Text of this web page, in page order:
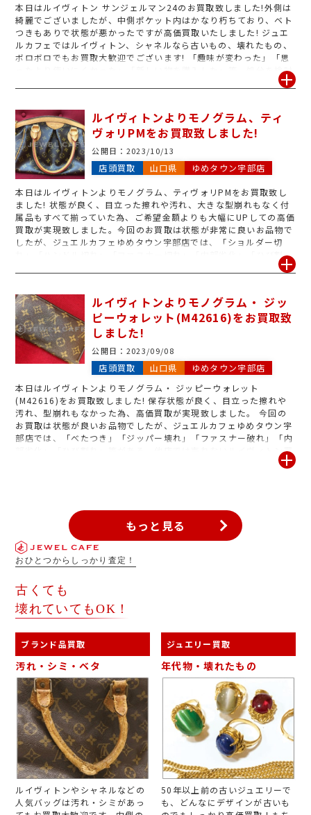
本日はルイヴィトン サンジェルマン24のお買取致しました!外側は
綺麗でございましたが、中側ポケット内はかなり朽ちており、ベト
つきもありで状態が悪かったですが高価買取いたしました! ジュエ
ルカフェではルイヴィトン、シャネルなら古いもの、壊れたもの、
ボロボロでもお買取大歓迎でございます! 「趣味が変わった」「思
ったより使いにくかった」「新しい物を購入した」等、処分を検討
されているブランドバッグ、財布等がございましたら、是非、ジュ
ルイヴィトンよりモノグラム、ティ
ヴォリPMをお買取致しました!
公開日： 2023/10/13
店頭買取 山口県 ゆめタウン宇部店
本日はルイヴィトンよりモノグラム、ティヴォリPMをお買取致し
ました! 状態が良く、目立った擦れや汚れ、大きな型崩れもなく付
属品もすべて揃っていた為、ご希望金額よりも大幅にUPしての高価
買取が実現致しました。今回のお買取は状態が非常に良いお品物で
したが、ジュエルカフェゆめタウン宇部店では、「ショルダー切
れ」「ハンドル切れ」「ファスナー切れ」「内部劣化」「ひび割
れ」底ダメージ」 等がある、他店では売れないルイヴィトン買取
ましたら是非、ジュエルカフェゆめタウン宇部にお持ち下さいま
せ。
ルイヴィトンよりモノグラム・ ジッ
ピーウォレット(M42616)をお買取致
しました!
公開日： 2023/09/08
店頭買取 山口県
ゆめタウン宇部店
本日はルイヴィトンよりモノグラム・ ジッピーウォレット
(M42616)をお買取致しました! 保存状態が良く、目立った擦れや
汚れ、型崩れもなかった為、高価買取が実現致しました。 今回の
お買取は状態が良いお品物でしたが、ジュエルカフェゆめタウン宇
部店では、「べたつき」「ジッパー壊れ」「ファスナー破れ」「内
部劣化」「ひび割れ」等がある、他店では売れないルイヴィトン買
取も行なっております。手放す事をご検討されているルイヴィトン
もっと見る
おひとつからしっかり査定！
古くても
壊れていてもOK！
ブランド品買取
汚れ・シミ・ベタ
ルイヴィトンやシャネルなどの
人気バッグは汚れ・シミがあっ
ジュエリー買取
年代物・壊れたもの
50年以上前の古いジュエリーで
も、どんなにデザインが古いも